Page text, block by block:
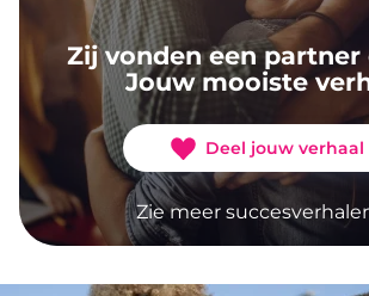
Zij vonden een partner
Jouw mooiste
Deel jouw verhaal
Zie meer